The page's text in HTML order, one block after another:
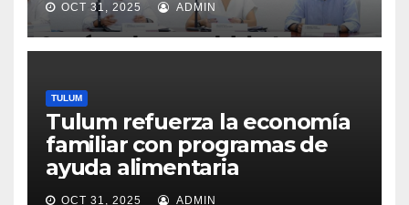
OCT 31, 2025 ADMIN
TULUM
Tulum refuerza la economía
familiar con programas de
ayuda alimentaria
OCT 31, 2025 ADMIN